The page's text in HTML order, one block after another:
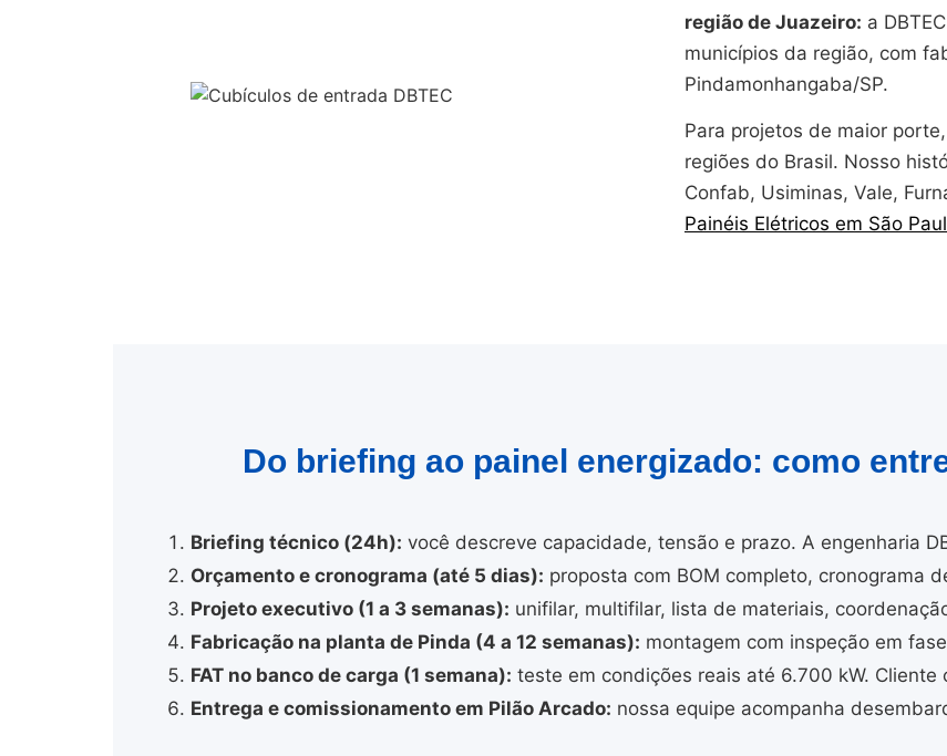
região de Juazeiro: a
municípios da região, com
Pindamonhangaba/SP.
Para projetos de maior
regiões do Brasil. Nosso
Confab, Usiminas, Vale,
Painéis Elétricos em São
Do briefing ao painel energizado: como
Briefing técnico (24h): você descreve capacidade, tensão e prazo. A engenharia
Orçamento e cronograma (até 5 dias): proposta com BOM completo, cronograma
Projeto executivo (1 a 3 semanas): unifilar, multifilar, lista de materiais,
Fabricação na planta de Pinda (4 a 12 semanas): montagem com inspeção em
FAT no banco de carga (1 semana): teste em condições reais até 6.700 kW. Cliente
Entrega e comissionamento em Pilão Arcado: nossa equipe acompanha